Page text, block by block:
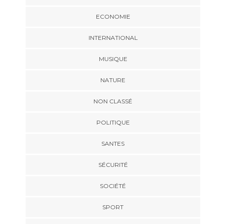
ECONOMIE
INTERNATIONAL
MUSIQUE
NATURE
NON CLASSÉ
POLITIQUE
SANTES
SÉCURITÉ
SOCIÉTÉ
SPORT